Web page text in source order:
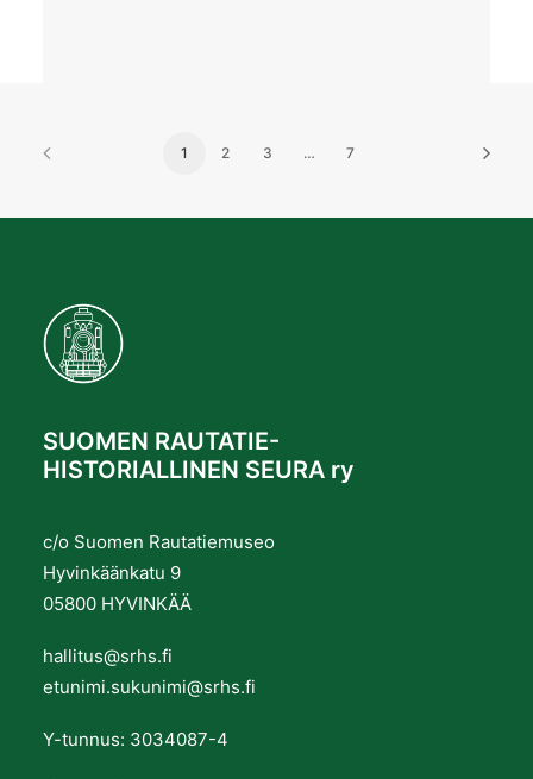
1 2 3 … 7
SUOMEN RAUTATIE-
HISTORIALLINEN SEURA ry
c/o Suomen Rautatiemuseo
Hyvinkäänkatu 9
05800 HYVINKÄÄ
hallitus@srhs.fi
etunimi.sukunimi@srhs.fi
Y-tunnus: 3034087-4